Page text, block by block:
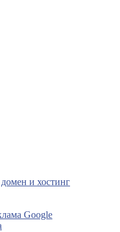
и хостинг
Google